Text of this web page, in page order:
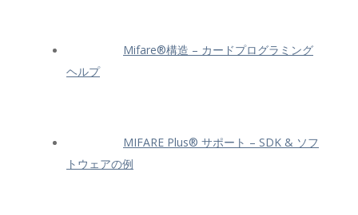
Mifare®構造 – カードプログラミング
ヘルプ
MIFARE Plus® サポート – SDK & ソフ
トウェアの例